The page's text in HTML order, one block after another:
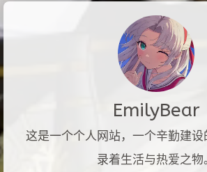
EmilyBear
这是一个个人网站，一个辛勤建
录着生活与热爱之物